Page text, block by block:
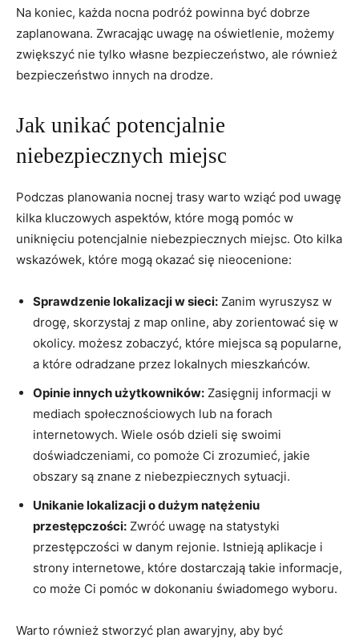
Na koniec, każda nocna podróż powinna być dobrze
zaplanowana. ⁢Zwracając uwagę na‍ oświetlenie, możemy⁢
zwiększyć nie tylko własne bezpieczeństwo, ale również
bezpieczeństwo innych na drodze.
Jak unikać potencjalnie
niebezpiecznych miejsc
Podczas planowania nocnej trasy warto wziąć pod ⁢uwagę
kilka kluczowych aspektów, które mogą pomóc w
⁢uniknięciu potencjalnie niebezpiecznych miejsc. Oto‌ kilka
wskazówek, które mogą okazać się nieocenione:
Sprawdzenie⁤ lokalizacji w sieci: Zanim wyruszysz w⁣
drogę, skorzystaj z map online, aby zorientować się w
okolicy. możesz‍ zobaczyć, które miejsca są popularne,
a które odradzane przez lokalnych mieszkańców.
Opinie innych użytkowników: Zasięgnij informacji w
mediach społecznościowych lub na forach
internetowych. Wiele osób dzieli się⁢ swoimi
doświadczeniami, co pomoże Ci zrozumieć, jakie
obszary są znane z niebezpiecznych sytuacji.
Unikanie lokalizacji o ‌dużym natężeniu
przestępczości: Zwróć uwagę na statystyki
przestępczości w ⁣danym rejonie.‍ Istnieją aplikacje i
strony internetowe, które dostarczają takie informacje,
co może Ci pomóc w dokonaniu świadomego wyboru.
Warto również stworzyć plan awaryjny, aby być